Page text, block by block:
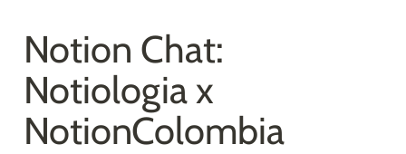
Notion Chat:
Notiologia x
NotionColombia